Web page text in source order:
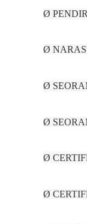
Ø
Ø
Ø
Ø
Ø
Ø